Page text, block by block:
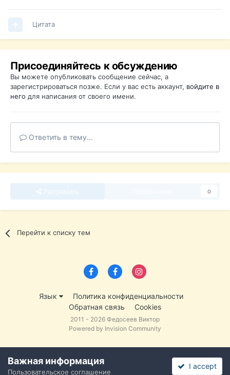
Цитата
Присоединяйтесь к обсуждению
Вы можете опубликовать сообщение сейчас, а
зарегистрироваться позже. Если у вас есть аккаунт, войдите в
него для написания от своего имени.
Ответить в тему...
0
Перейти к списку тем
Язык
Политика конфиденциальности
Обратная связь
Cookies
2011 - 2026 Федосеев Виктор
Powered by Invision Community
Важная информация
Пользовательское соглашение
I accept